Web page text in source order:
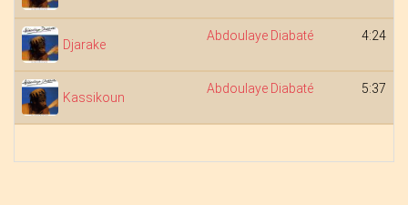
Djarake
Abdoulaye Diabaté 4:24
Kassikoun
Abdoulaye Diabaté 5:37